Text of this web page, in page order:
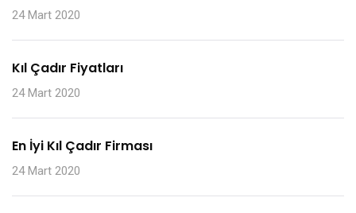
24 Mart 2020
Kıl Çadır Fiyatları
24 Mart 2020
En İyi Kıl Çadır Firması
24 Mart 2020